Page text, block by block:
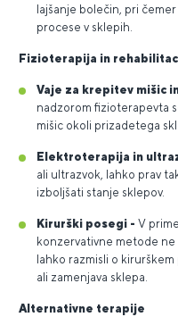
lajšanje bolečin, pri
procese v sklepih.
Fizioterapija in
Vaje za krepitev mišic
nadzorom fizioterapevta
mišic okoli prizadetega
Elektroterapija in
ali ultrazvok, lahko prav
izboljšati stanje sklepov.
Kirurški posegi - V
konzervativne metode ne
lahko razmisli o
ali zamenjava sklepa.
Alternativne terapije